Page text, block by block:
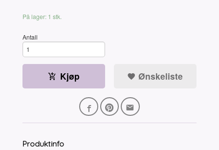
På lager: 1 stk.
Antall
Kjøp Ønskeliste
Produktinfo